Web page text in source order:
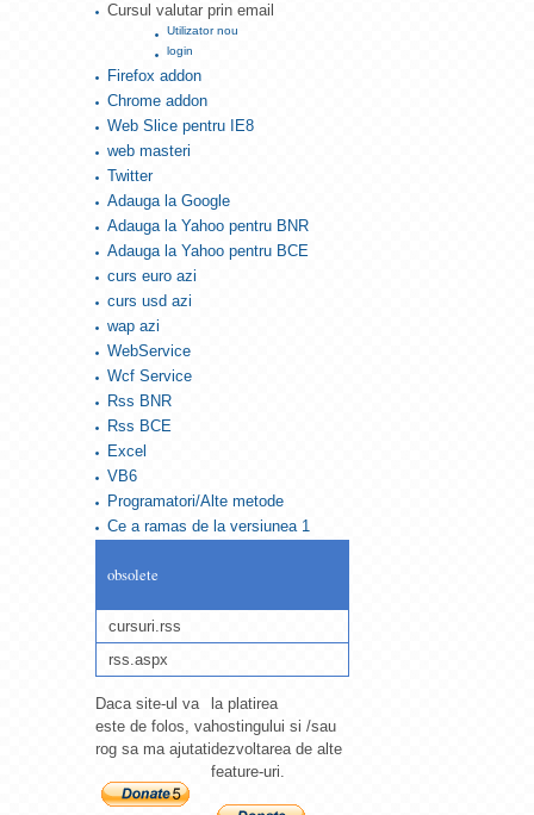
Cursul valutar prin email
Utilizator nou
login
Firefox addon
Chrome addon
Web Slice pentru IE8
web masteri
Twitter
Adauga la Google
Adauga la Yahoo pentru BNR
Adauga la Yahoo pentru BCE
curs euro azi
curs usd azi
wap azi
WebService
Wcf Service
Rss BNR
Rss BCE
Excel
VB6
Programatori/Alte metode
Ce a ramas de la versiunea 1
obsolete
cursuri.rss
rss.aspx
Daca site-ul va
este de folos, va
rog sa ma ajutati
la platirea
hostingului si /sau
dezvoltarea de alte
feature-uri.